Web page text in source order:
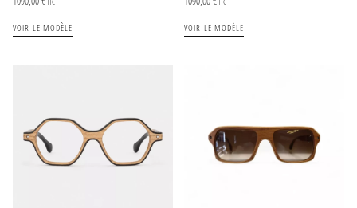
VOIR LE MODÈLE VOIR LE MODÈLE